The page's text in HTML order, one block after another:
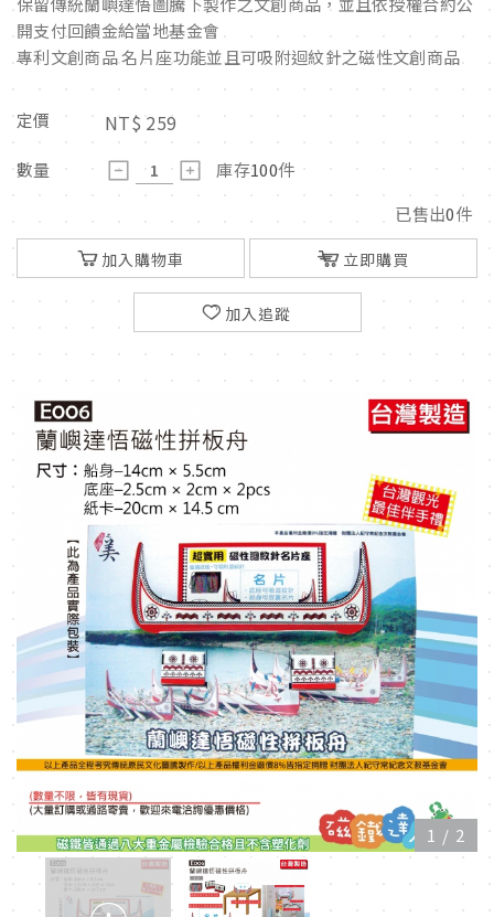
開支付回饋金給當地基金會
專利文創商品 名片座功能並且可吸附迴紋針之磁性文創商品
定價 NT$ 259
數量 庫存100件
已售出0件
加入購物車 立即購買
加入追蹤
1 / 2